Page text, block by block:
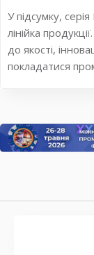
У підсумку,
лінійка
до якості,
покладатися